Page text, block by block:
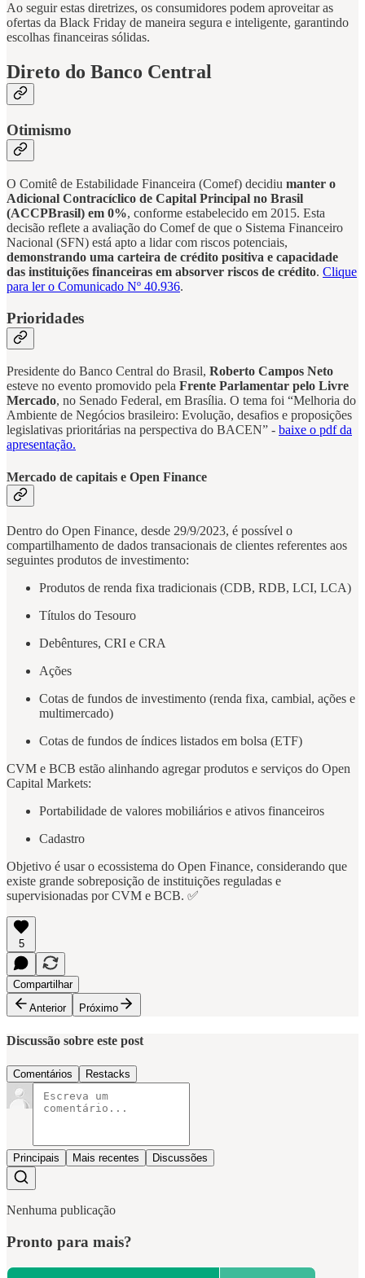
Ao seguir estas diretrizes, os consumidores podem aproveitar as
ofertas da Black Friday de maneira segura e inteligente, garantindo
escolhas financeiras sólidas.
Direto do Banco Central
Otimismo
O Comitê de Estabilidade Financeira (Comef) decidiu manter o
Adicional Contracíclico de Capital Principal no Brasil
(ACCPBrasil) em 0%, conforme estabelecido em 2015. Esta
decisão reflete a avaliação do Comef de que o Sistema Financeiro
Nacional (SFN) está apto a lidar com riscos potenciais,
demonstrando uma carteira de crédito positiva e capacidade
das instituições financeiras em absorver riscos de crédito. Clique
para ler o Comunicado Nº 40.936.
Prioridades
Presidente do Banco Central do Brasil, Roberto Campos Neto
esteve no evento promovido pela Frente Parlamentar pelo Livre
Mercado, no Senado Federal, em Brasília. O tema foi “Melhoria do
Ambiente de Negócios brasileiro: Evolução, desafios e proposições
legislativas prioritárias na perspectiva do BACEN” - baixe o pdf da
apresentação.
Mercado de capitais e Open Finance
Dentro do Open Finance, desde 29/9/2023, é possível o
compartilhamento de dados transacionais de clientes referentes aos
seguintes produtos de investimento:
Produtos de renda fixa tradicionais (CDB, RDB, LCI, LCA)
Títulos do Tesouro
Debêntures, CRI e CRA
Ações
Cotas de fundos de investimento (renda fixa, cambial, ações e
multimercado)
Cotas de fundos de índices listados em bolsa (ETF)
CVM e BCB estão alinhando agregar produtos e serviços do Open
Capital Markets:
Portabilidade de valores mobiliários e ativos financeiros
Cadastro
Objetivo é usar o ecossistema do Open Finance, considerando que
existe grande sobreposição de instituições reguladas e
supervisionadas por CVM e BCB. ✅
5
Compartilhar
Anterior
Próximo
Discussão sobre este post
Comentários Restacks
Principais Mais recentes Discussões
Nenhuma publicação
Pronto para mais?